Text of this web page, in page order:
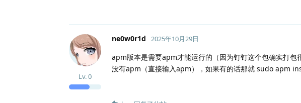
ne0w0r1d
Lv.0
2025年10月29日
apm版本是需要apm才能运行的（因为钉钉这个包确实打包
没有apm（直接输入apm），如果有的话那就 sudo apm